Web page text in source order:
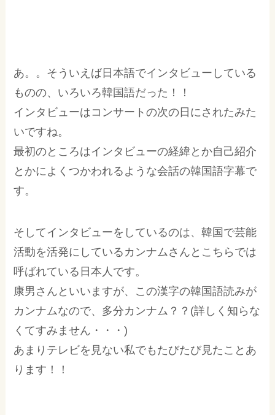
あ。。そういえば日本語でインタビューしている
ものの、いろいろ韓国語だった！！
インタビューはコンサートの次の日にされたみた
いですね。
最初のところはインタビューの経緯とか自己紹介
とかによくつかわれるような会話の韓国語字幕で
す。
そしてインタビューをしているのは、韓国で芸能
活動を活発にしているカンナムさんとこちらでは
呼ばれている日本人です。
康男さんといいますが、この漢字の韓国語読みが
カンナムなので、多分カンナム？？(詳しく知らな
くてすみません・・・)
あまりテレビを見ない私でもたびたび見たことあ
ります！！